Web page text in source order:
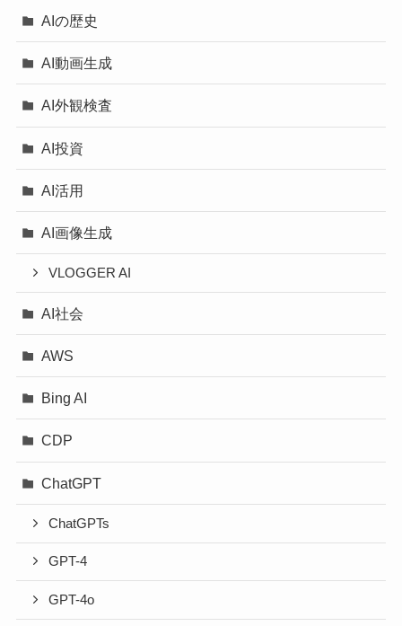
AIの歴史
AI動画生成
AI外観検査
AI投資
AI活用
AI画像生成
VLOGGER AI
AI社会
AWS
Bing AI
CDP
ChatGPT
ChatGPTs
GPT-4
GPT-4o